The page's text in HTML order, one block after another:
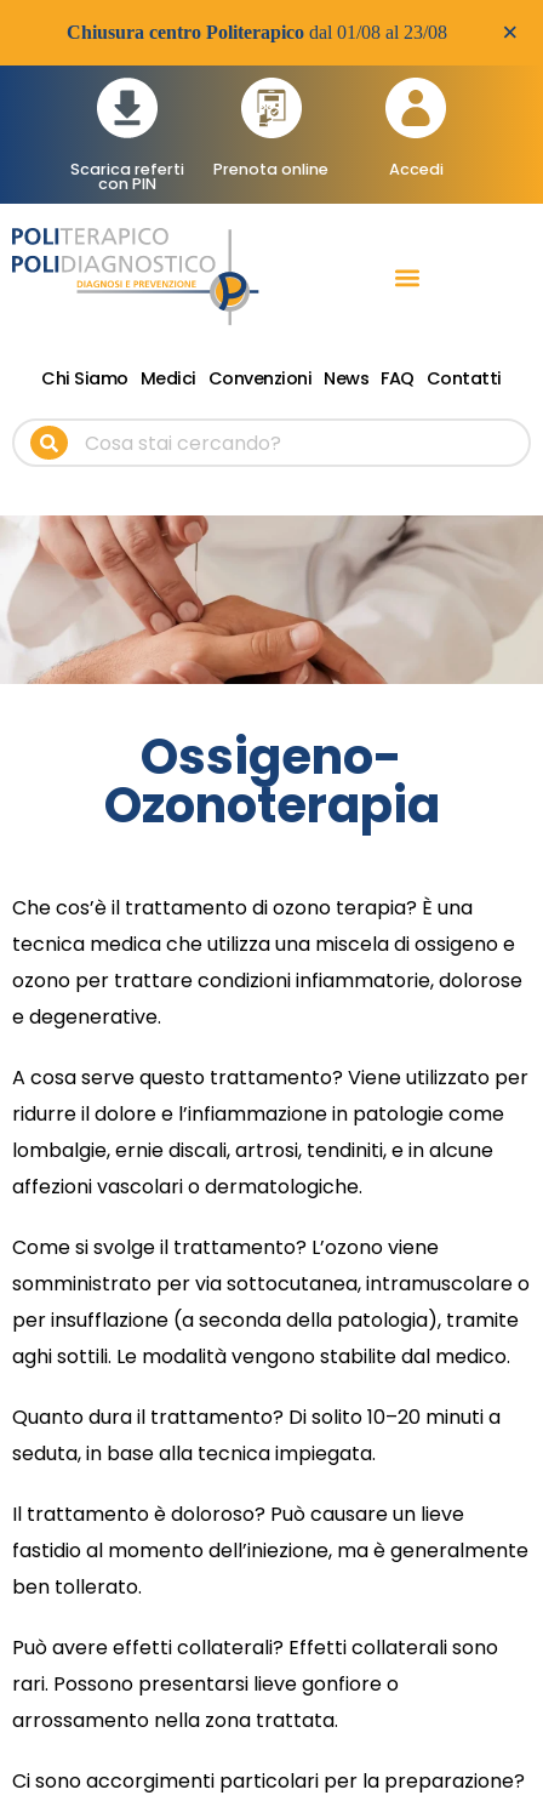
Chiusura centro Politerapicodal 01/08 al 23/08 ×
Scarica referti
con PIN
Prenota online Accedi
Chi Siamo Medici Convenzioni News FAQ Contatti
Ossigeno-
Ozonoterapia
Che cos’è il trattamento di ozono terapia? È una
tecnica medica che utilizza una miscela di ossigeno e
ozono per trattare condizioni infiammatorie, dolorose
e degenerative.
A cosa serve questo trattamento? Viene utilizzato per
ridurre il dolore e l’infiammazione in patologie come
lombalgie, ernie discali, artrosi, tendiniti, e in alcune
affezioni vascolari o dermatologiche.
Come si svolge il trattamento? L’ozono viene
somministrato per via sottocutanea, intramuscolare o
per insufflazione (a seconda della patologia), tramite
aghi sottili. Le modalità vengono stabilite dal medico.
Quanto dura il trattamento? Di solito 10–20 minuti a
seduta, in base alla tecnica impiegata.
Il trattamento è doloroso? Può causare un lieve
fastidio al momento dell’iniezione, ma è generalmente
ben tollerato.
Può avere effetti collaterali? Effetti collaterali sono
rari. Possono presentarsi lieve gonfiore o
arrossamento nella zona trattata.
Ci sono accorgimenti particolari per la preparazione?